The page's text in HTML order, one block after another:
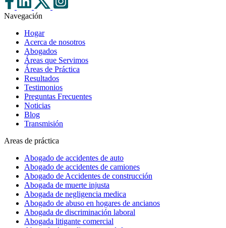
Navegación
Hogar
Acerca de nosotros
Abogados
Áreas que Servimos
Áreas de Práctica
Resultados
Testimonios
Preguntas Frecuentes
Noticias
Blog
Transmisión
Areas de práctica
Abogado de accidentes de auto
Abogado de accidentes de camiones
Abogado de Accidentes de construcción
Abogada de muerte injusta
Abogada de negligencia medica
Abogado de abuso en hogares de ancianos
Abogada de discriminación laboral
Abogada litigante comercial